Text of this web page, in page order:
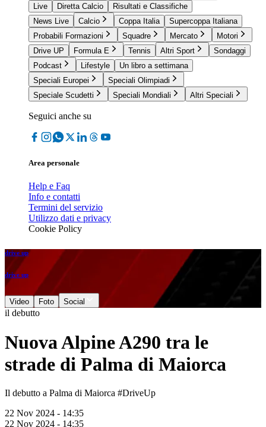
Live
Diretta Calcio
Risultati e Classifiche
News Live
Calcio Coppa Italia
Supercoppa Italiana
Probabili Formazioni
Squadre Mercato
Motori
Drive UP
Formula E Tennis Altri Sport
Sondaggi
Podcast
Lifestyle
Un libro a settimana
Speciali Europei
Speciali Olimpiadi
Speciale Scudetti
Speciali Mondiali Altri Speciali
Seguici anche su
Area personale
Help e Faq
Info e contatti
Termini del servizio
Utilizzo dati e privacy
Cookie Policy
drive up
drive up
Video Foto Social
il debutto
Nuova Alpine A290 tra le
strade di Palma di Maiorca
Il debutto a Palma di Maiorca #DriveUp
22 Nov 2024 - 14:35
22 Nov 2024 - 14:35